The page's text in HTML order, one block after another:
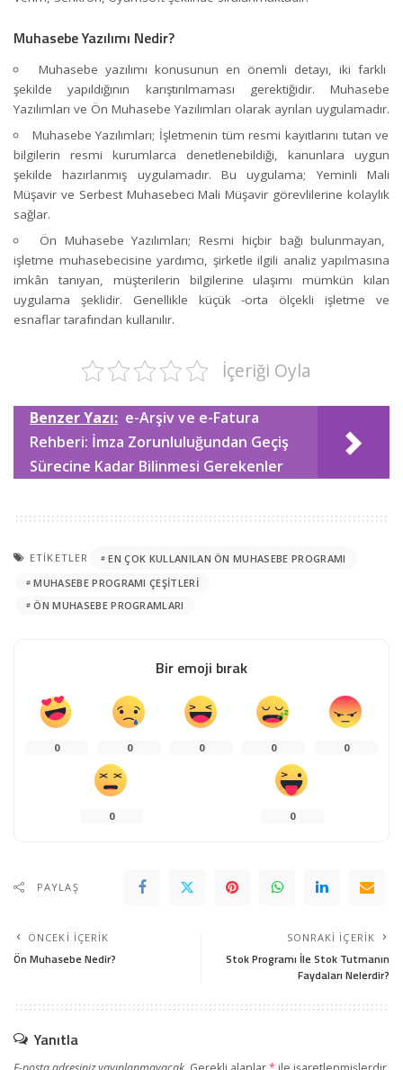
Muhasebe Yazılımı Nedir?
Muhasebe yazılımı konusunun en önemli detayı, iki farklı
şekilde yapıldığının karıştırılmaması gerektiğidir. Muhasebe
Yazılımları ve Ön Muhasebe Yazılımları olarak ayrılan uygulamadır.
Muhasebe Yazılımları; İşletmenin tüm resmi kayıtlarını tutan ve
bilgilerin resmi kurumlarca denetlenebildiği, kanunlara uygun
şekilde hazırlanmış uygulamadır. Bu uygulama; Yeminli Mali
Müşavir ve Serbest Muhasebeci Mali Müşavir görevlilerine kolaylık
sağlar.
Ön Muhasebe Yazılımları; Resmi hiçbir bağı bulunmayan,
işletme muhasebecisine yardımcı, şirketle ilgili analiz yapılmasına
imkân tanıyan, müşterilerin bilgilerine ulaşımı mümkün kılan
uygulama şeklidir. Genellikle küçük -orta ölçekli işletme ve
esnaflar tarafından kullanılır.
İçeriği Oyla
Benzer Yazı: e-Arşiv ve e-Fatura
Rehberi: İmza Zorunluluğundan Geçiş
Sürecine Kadar Bilinmesi Gerekenler
ETIKETLER
EN ÇOK KULLANILAN ÖN MUHASEBE PROGRAMI
MUHASEBE PROGRAMI ÇEŞITLERI
ÖN MUHASEBE PROGRAMLARI
Bir emoji bırak
0 0 0 0 0
0 0
PAYLAŞ
ÖNCEKI İÇERIK
Ön Muhasebe Nedir?
SONRAKI İÇERIK
Stok Programı İle Stok Tutmanın
Faydaları Nelerdir?
Yanıtla